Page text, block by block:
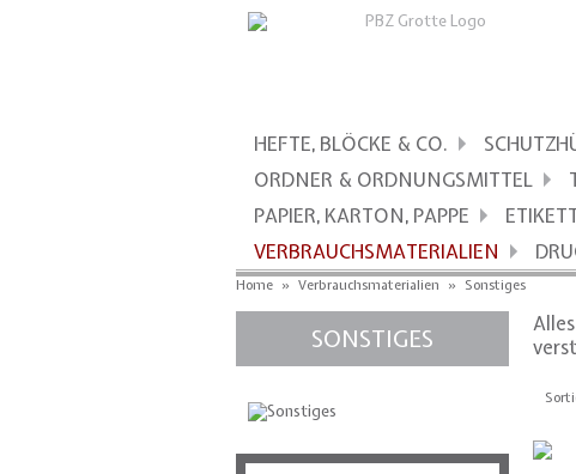
HEFTE, BLÖCKE & CO.
ORDNER & ORDNUNGSMITTEL
PAPIER, KARTON, PAPPE
VERBRAUCHSMATERIALIEN
Home » Verbrauchsmaterialien » Sonstiges
SONSTIGES